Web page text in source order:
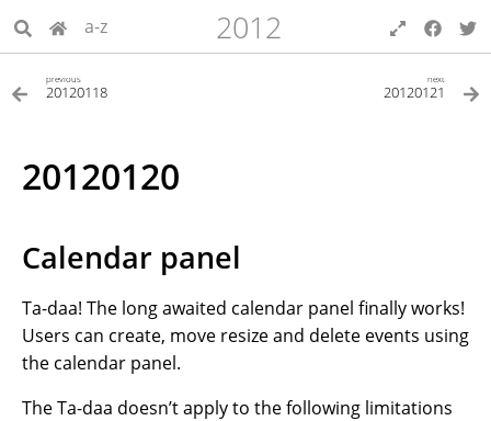
a-z 2012
previous
20120118
next
20120121
20120120
Calendar panel
Ta-daa! The long awaited calendar panel finally works!
Users can create, move resize and delete events using
the calendar panel.
The Ta-daa doesn’t apply to the following limitations